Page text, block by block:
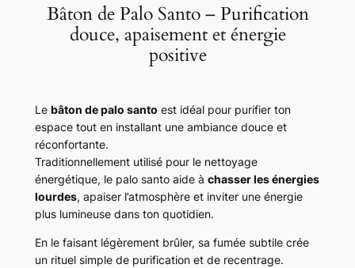
Bâton de Palo Santo – Purification
douce, apaisement et énergie
positive
Le bâton de palo santo est idéal pour purifier ton
espace tout en installant une ambiance douce et
réconfortante.
Traditionnellement utilisé pour le nettoyage
énergétique, le palo santo aide à chasser les énergies
lourdes, apaiser l’atmosphère et inviter une énergie
plus lumineuse dans ton quotidien.
En le faisant légèrement brûler, sa fumée subtile crée
un rituel simple de purification et de recentrage.